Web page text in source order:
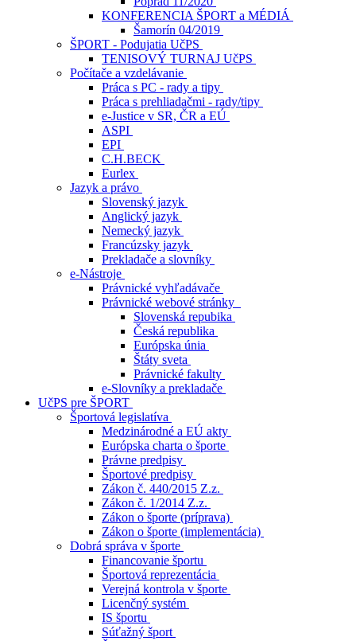
KONFERENCIA ŠPORT a MÉDIÁ
Šamorín 04/2019
ŠPORT - Podujatia UčPS
TENISOVÝ TURNAJ UčPS
Počítače a vzdelávanie
Práca s PC - rady a tipy
Práca s prehliadačmi - rady/tipy
e-Justice v SR, ČR a EÚ
ASPI
EPI
C.H.BECK
Eurlex
Jazyk a právo
Slovenský jazyk
Anglický jazyk
Nemecký jazyk
Francúzsky jazyk
Prekladače a slovníky
e-Nástroje
Právnické vyhľadávače
Právnické webové stránky
Slovenská repubika
Česká republika
Európska únia
Štáty sveta
Právnické fakulty
e-Slovníky a prekladače
UčPS pre ŠPORT
Športová legislatíva
Medzinárodné a EÚ akty
Európska charta o športe
Právne predpisy
Športové predpisy
Zákon č. 440/2015 Z.z.
Zákon č. 1/2014 Z.z.
Zákon o športe (príprava)
Zákon o športe (implementácia)
Dobrá správa v športe
Financovanie športu
Športová reprezentácia
Verejná kontrola v športe
Licenčný systém
IS športu
Súťažný šport